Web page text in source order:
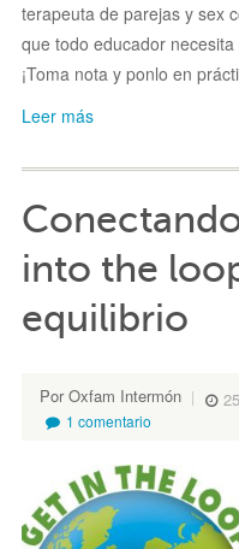
terapeuta de parejas y sex
que todo educador
¡Toma nota y ponlo en
Leer más
into the
equilibrio
Por Oxfam Intermón
1 comentario